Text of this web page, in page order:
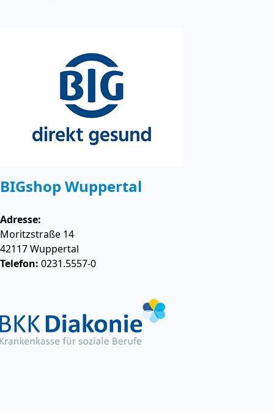
BIGshop Wuppertal
Adresse:
Moritzstraße 14
42117Wuppertal
Telefon: 0231.5557-0